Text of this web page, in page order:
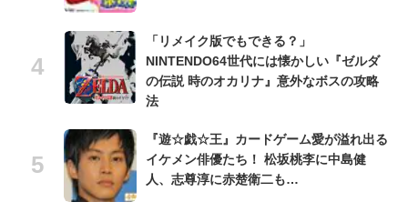
「リメイク版でもできる？」
NINTENDO64世代には懐かしい『ゼルダ
の伝説 時のオカリナ』意外なボスの攻略
法
『遊☆戯☆王』カードゲーム愛が溢れ出る
イケメン俳優たち！ 松坂桃李に中島健
人、志尊淳に赤楚衛二も…